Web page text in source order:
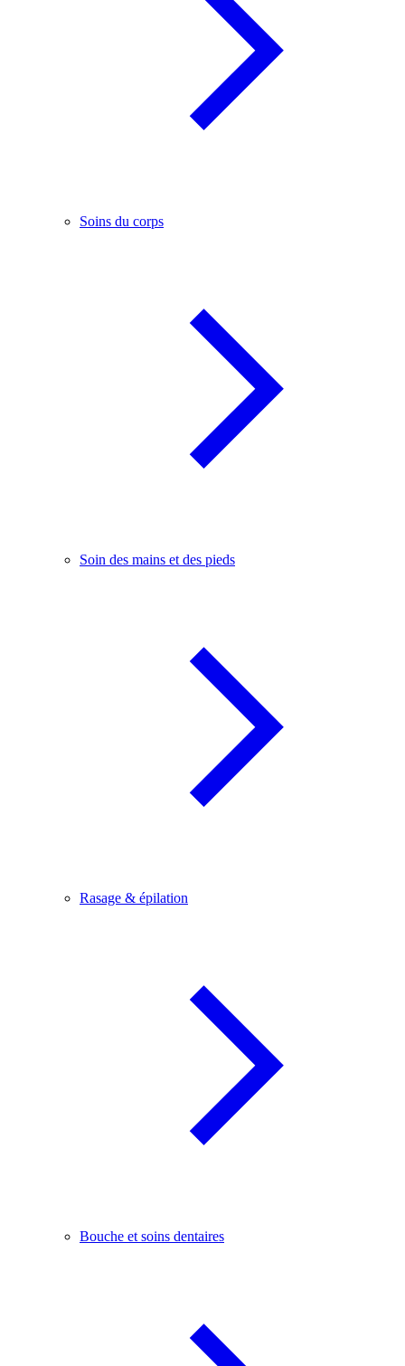
Soins du corps
Soin des mains et des pieds
Rasage & épilation
Bouche et soins dentaires